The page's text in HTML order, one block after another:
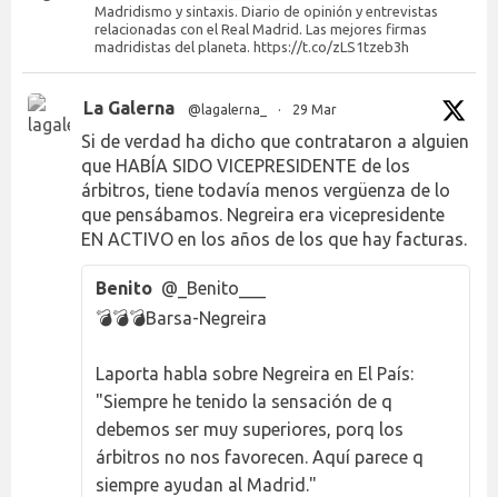
Madridismo y sintaxis. Diario de opinión y entrevistas
relacionadas con el Real Madrid. Las mejores firmas
madridistas del planeta. https://t.co/zLS1tzeb3h
La Galerna @lagalerna_ · 29 Mar
Si de verdad ha dicho que contrataron a alguien
que HABÍA SIDO VICEPRESIDENTE de los
árbitros, tiene todavía menos vergüenza de lo
que pensábamos. Negreira era vicepresidente
EN ACTIVO en los años de los que hay facturas.
Benito @_Benito___
💣💣💣Barsa-Negreira
Laporta habla sobre Negreira en El País:
"Siempre he tenido la sensación de q
debemos ser muy superiores, porq los
árbitros no nos favorecen. Aquí parece q
siempre ayudan al Madrid."